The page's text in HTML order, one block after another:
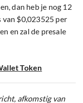
dan heb je nog 12
van $0,023525 per
en zal de presale
Token
afkomstig van